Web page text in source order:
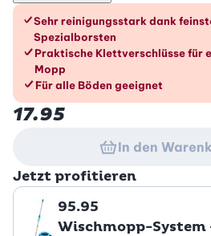
Die Vorteile im
Sehr reinigungsstark dank
Spezialborsten
Praktische Klettverschlüsse für
Mopp
Für alle Böden geeignet
17.95
In den
Jetzt profitieren
95.95
Wischmopp-